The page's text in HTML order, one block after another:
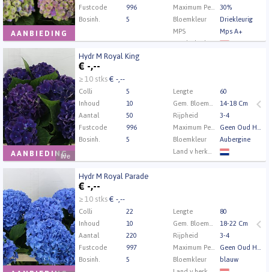
AANBIEDING
Fustcode
996 Maximum Percentage Oud Hout
30%
Bosinh.
5 Bloemkleur
Driekleurig
MPS
Mps A+
Land v herkomst
Kweker
AANBIEDING
live
Hydr M Royal King
€ -,--
≥ 10 stks€ -,--
Colli 5 Lengte
60
Inhoud
10
14-18 Cm
Aantal
50 Rijpheid
3-4
Fustcode
996 Maximum Percentage Oud Hout
Bosinh.
5 Bloemkleur
Aubergine
Kwaliteit
A1
Kweker
Mts Nobel
Hydr M Royal King
U moet ingelogd zijn om te kunnen kopen.
om in te loggen.
Hydr M Royal Parade
€ -,--
≥ 10 stks€ -,--
Colli 22 Lengte
80
Inhoud
10
18-22 Cm
Aantal
220 Rijpheid
3-4
Fustcode
997 Maximum Percentage Oud Hout
Bosinh.
5 Bloemkleur
blauw
Hydr M Royal Parade
U moet ingelogd zijn om te kunnen kopen.
om in te loggen.